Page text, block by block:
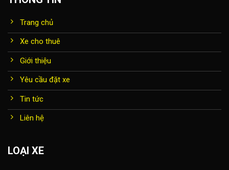
Trang chủ
Xe cho thuê
Giới thiệu
Yêu cầu đặt xe
Tin tức
Liên hệ
LOẠI XE